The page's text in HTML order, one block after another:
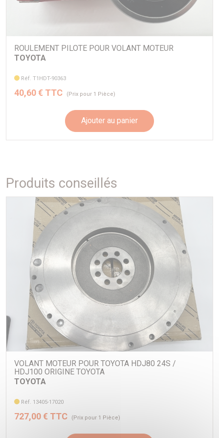
ROULEMENT PILOTE POUR VOLANT MOTEUR
TOYOTA
Réf. T1HDT-90363
40,60 € TTC (Prix pour 1 Pièce)
Ajouter au panier
Produits conseillés
VOLANT MOTEUR POUR TOYOTA HDJ80 24S /
HDJ100 ORIGINE TOYOTA
TOYOTA
Réf. 13405-17020
727,00 € TTC (Prix pour 1 Pièce)